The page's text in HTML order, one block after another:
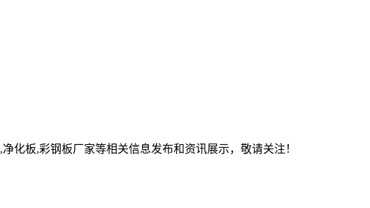
,净化板,彩钢板厂家等相关信息发布和资讯展示，敬请关注！